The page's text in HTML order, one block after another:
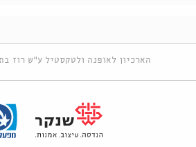
הארכיון לאופנה ולטקסטיל ע"ש רוז